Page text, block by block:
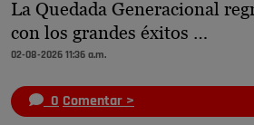
La Quedada Generacional
con los grandes éxitos …
02-08-2026 11:36 a.m.
0 Comentar >